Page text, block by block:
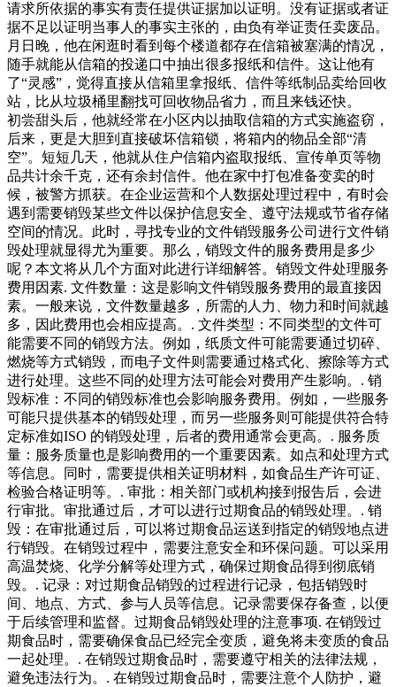
请求所依据的事实有责任提供证据加以证明。没有证据或者证
据不足以证明当事人的事实主张的，由负有举证责任卖废品。
月日晚，他在闲逛时看到每个楼道都存在信箱被塞满的情况，
随手就能从信箱的投递口中抽出很多报纸和信件。这让他有
了“灵感”，觉得直接从信箱里拿报纸、信件等纸制品卖给回收
站，比从垃圾桶里翻找可回收物品省力，而且来钱还快。
初尝甜头后，他就经常在小区内以抽取信箱的方式实施盗窃，
后来，更是大胆到直接破坏信箱锁，将箱内的物品全部“清
空”。短短几天，他就从住户信箱内盗取报纸、宣传单页等物
品共计余千克，还有余封信件。他在家中打包准备变卖的时
候，被警方抓获。在企业运营和个人数据处理过程中，有时会
遇到需要销毁某些文件以保护信息安全、遵守法规或节省存储
空间的情况。此时，寻找专业的文件销毁服务公司进行文件销
毁处理就显得尤为重要。那么，销毁文件的服务费用是多少
呢？本文将从几个方面对此进行详细解答。销毁文件处理服务
费用因素. 文件数量：这是影响文件销毁服务费用的最直接因
素。一般来说，文件数量越多，所需的人力、物力和时间就越
多，因此费用也会相应提高。. 文件类型：不同类型的文件可
能需要不同的销毁方法。例如，纸质文件可能需要通过切碎、
燃烧等方式销毁，而电子文件则需要通过格式化、擦除等方式
进行处理。这些不同的处理方法可能会对费用产生影响。. 销
毁标准：不同的销毁标准也会影响服务费用。例如，一些服务
可能只提供基本的销毁处理，而另一些服务则可能提供符合特
定标准如ISO 的销毁处理，后者的费用通常会更高。. 服务质
量：服务质量也是影响费用的一个重要因素。如点和处理方式
等信息。同时，需要提供相关证明材料，如食品生产许可证、
检验合格证明等。. 审批：相关部门或机构接到报告后，会进
行审批。审批通过后，才可以进行过期食品的销毁处理。. 销
毁：在审批通过后，可以将过期食品运送到指定的销毁地点进
行销毁。在销毁过程中，需要注意安全和环保问题。可以采用
高温焚烧、化学分解等处理方式，确保过期食品得到彻底销
毁。. 记录：对过期食品销毁的过程进行记录，包括销毁时
间、地点、方式、参与人员等信息。记录需要保存备查，以便
于后续管理和监督。过期食品销毁处理的注意事项. 在销毁过
期食品时，需要确保食品已经完全变质，避免将未变质的食品
一起处理。. 在销毁过期食品时，需要遵守相关的法律法规，
避免违法行为。. 在销毁过期食品时，需要注意个人防护，避